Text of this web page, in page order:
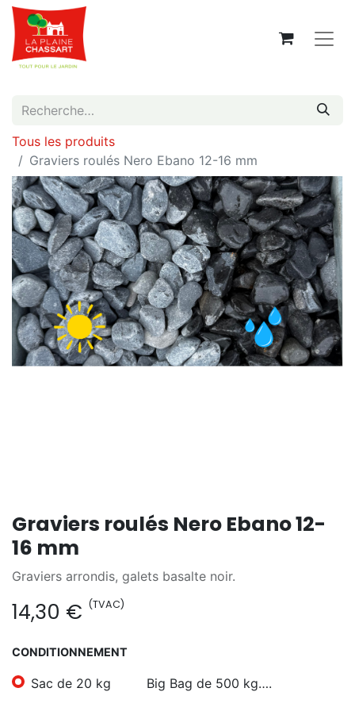
Tous les produits
Graviers roulés Nero Ebano 12-16 mm
Graviers roulés Nero Ebano 12-
16 mm
Graviers arrondis, galets basalte noir.
14,30 € (TVAC)
CONDITIONNEMENT
Sac de 20 kg Big Bag de 500 kg….